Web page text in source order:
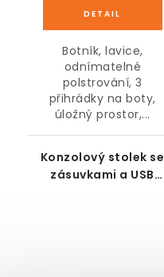
Botník, lavice,
odnímatelné
polstrování, 3
přihrádky na boty,
úložný prostor,...
Konzolový stolek se
zásuvkami a USB